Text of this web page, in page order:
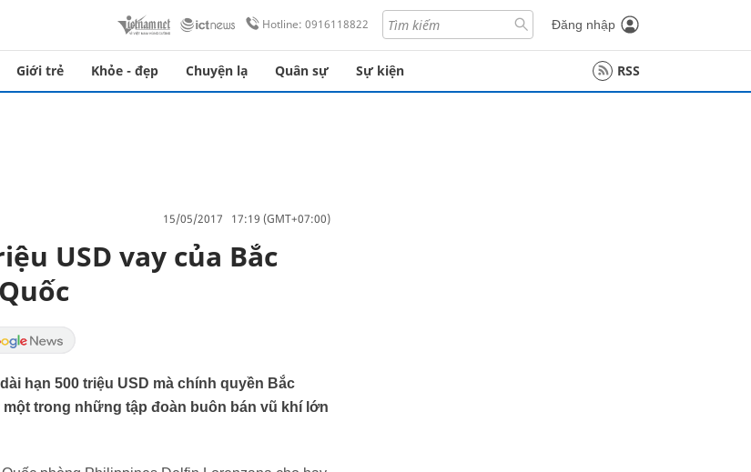
Hotline: 0916118822 Đăng nhập
Giới trẻ Khỏe - đẹp Chuyện lạ Quân sự Sự kiện RSS
15/05/2017 17:19 (GMT+07:00)
USD vay của Bắc
hạn 500 triệu USD mà chính quyền Bắc
trong những tập đoàn buôn bán vũ khí lớn